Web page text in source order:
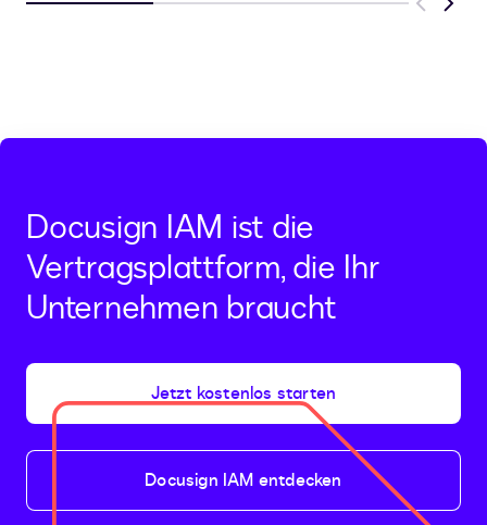
Previous
Next
Docusign IAM ist die
Vertragsplattform, die Ihr
Unternehmen braucht
Jetzt kostenlos starten
Docusign IAM entdecken